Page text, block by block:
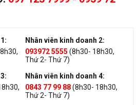
Nhân viên kinh doanh 2:
093972 5555 (8h30- 18h30,
Thứ 2- Thứ 7)
Nhân viên kinh doanh 4:
0843 77 99 88(8h30- 18h30,
Thứ 2- Thứ 7)